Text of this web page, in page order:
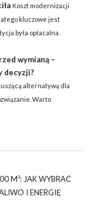
Koszt modernizacji
kluczowe jest
była opłacalna.
wymianą –
decyzji?
alternatywą dla
Warto
M²: JAK WYBRAĆ
I ENERGIĘ